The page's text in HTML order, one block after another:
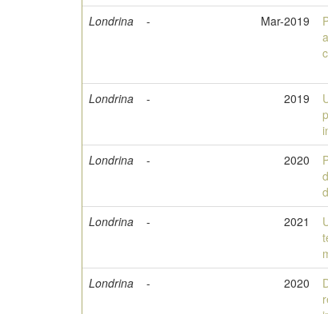
Londrina
- Mar-2019
Londrina
- 2019
Londrina
- 2020
Londrina - 2021
Londrina
- 2020